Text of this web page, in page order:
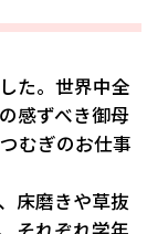
た。世界中全
感ずべき御母
むぎのお仕事
床磨きや草抜